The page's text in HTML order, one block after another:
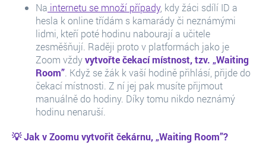
Na internetu se množí případy, kdy žáci sdílí ID a
hesla k online třídám s kamarády či neznámými
lidmi, kteří poté hodinu nabourají a učitele
zesměšňují. Raději proto v platformách jako je
Zoom vždyvytvořte čekací místnost, tzv. „Waiting
Room”. Když se žák k vaší hodině přihlásí, přijde do
čekací místnosti. Z ní jej pak musíte přijmout
manuálně do hodiny. Díky tomu nikdo neznámý
hodinu nenaruší.
💡 Jak v Zoomu vytvořit čekárnu, „Waiting Room”?